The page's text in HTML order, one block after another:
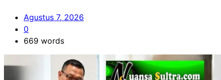
Agustus 7, 2026
0
669 words